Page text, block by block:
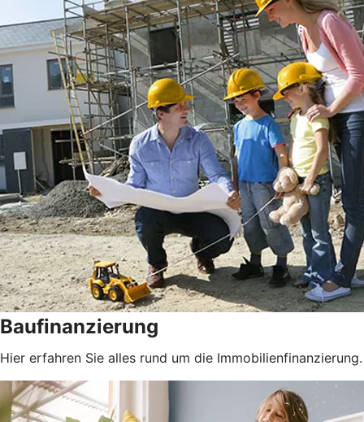
Baufinanzierung
Hier erfahren Sie alles rund um die Immobilienfinanzierung.